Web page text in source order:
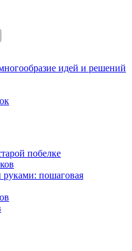
идей и решений
побелке
пошаговая